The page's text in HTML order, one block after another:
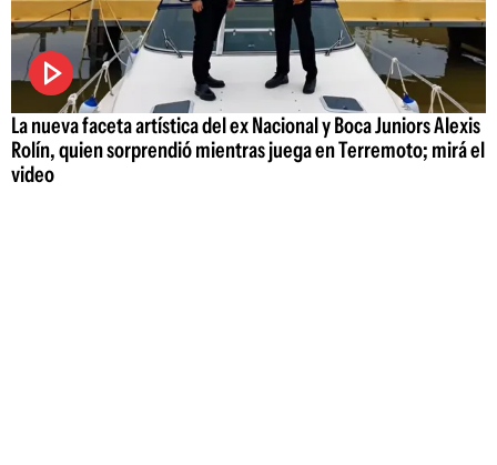
La nueva faceta artística del ex Nacional y Boca Juniors Alexis
Rolín, quien sorprendió mientras juega en Terremoto; mirá el
video